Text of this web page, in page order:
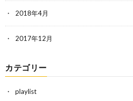
2018年4月
2017年12月
カテゴリー
playlist